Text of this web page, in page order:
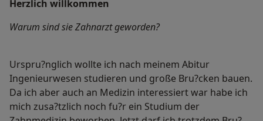
Herzlich willkommen
Warum sind sie Zahnarzt geworden?
Urspru?nglich wollte ich nach meinem Abitur
Ingenieurwesen studieren und große Bru?cken bauen.
Da ich aber auch an Medizin interessiert war habe ich
mich zusa?tzlich noch fu?r ein Studium der